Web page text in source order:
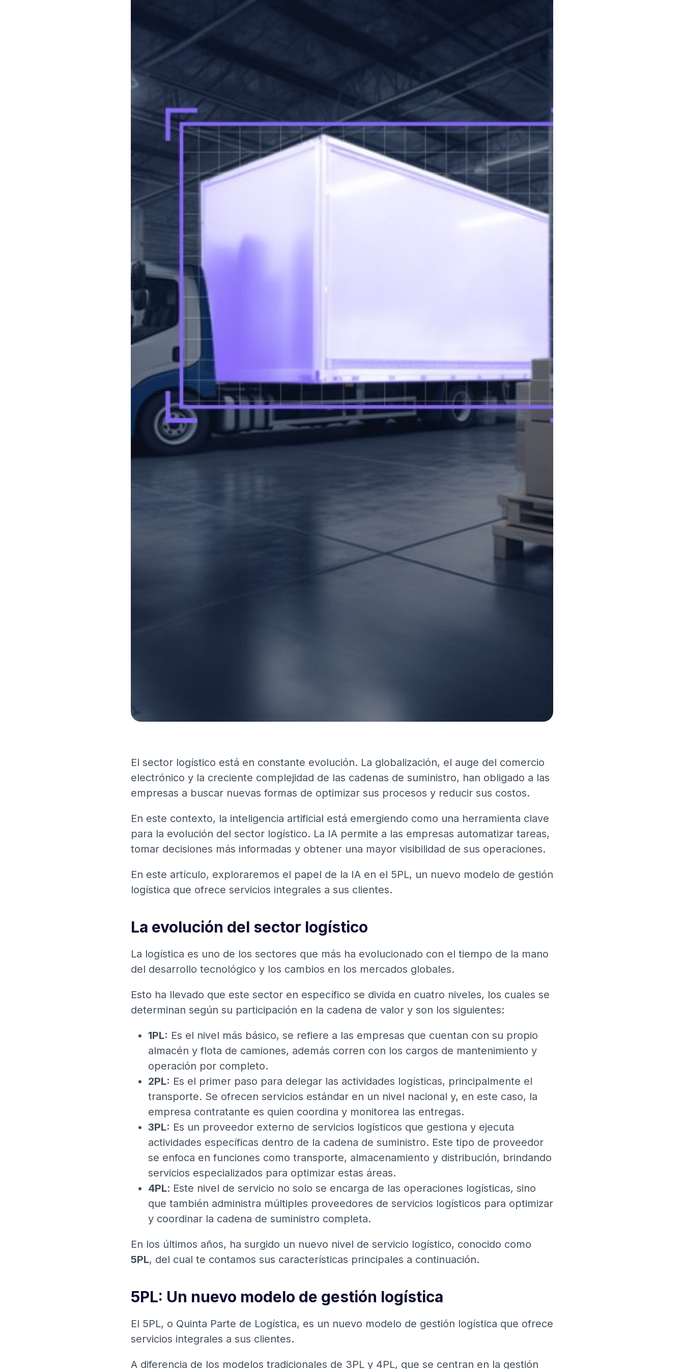
El sector logístico está en constante evolución. La globalización, el auge del comercio
electrónico y la creciente complejidad de las cadenas de suministro, han obligado a las
empresas a buscar nuevas formas de optimizar sus procesos y reducir sus costos.
En este contexto, la inteligencia artificial está emergiendo como una herramienta clave
para la evolución del sector logístico. La IA permite a las empresas automatizar tareas,
tomar decisiones más informadas y obtener una mayor visibilidad de sus operaciones.
En este artículo, exploraremos el papel de la IA en el 5PL, un nuevo modelo de gestión
logística que ofrece servicios integrales a sus clientes.
La evolución del sector logístico
La logística es uno de los sectores que más ha evolucionado con el tiempo de la mano
del desarrollo tecnológico y los cambios en los mercados globales.
Esto ha llevado que este sector en específico se divida en cuatro niveles, los cuales se
determinan según su participación en la cadena de valor y son los siguientes:
1PL: Es el nivel más básico, se refiere a las empresas que cuentan con su propio
almacén y flota de camiones, además corren con los cargos de mantenimiento y
operación por completo.
2PL: Es el primer paso para delegar las actividades logísticas, principalmente el
transporte. Se ofrecen servicios estándar en un nivel nacional y, en este caso, la
empresa contratante es quien coordina y monitorea las entregas.
3PL: Es un proveedor externo de servicios logísticos que gestiona y ejecuta
actividades específicas dentro de la cadena de suministro. Este tipo de proveedor
se enfoca en funciones como transporte, almacenamiento y distribución, brindando
servicios especializados para optimizar estas áreas.
4PL: Este nivel de servicio no solo se encarga de las operaciones logísticas, sino
que también administra múltiples proveedores de servicios logísticos para optimizar
y coordinar la cadena de suministro completa.
En los últimos años, ha surgido un nuevo nivel de servicio logístico, conocido como
5PL, del cual te contamos sus características principales a continuación.
5PL: Un nuevo modelo de gestión logística
El 5PL, o Quinta Parte de Logística, es un nuevo modelo de gestión logística que ofrece
servicios integrales a sus clientes.
A diferencia de los modelos tradicionales de 3PL y 4PL, que se centran en la gestión